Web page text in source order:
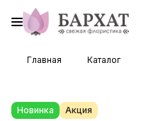
Главная Каталог
Новинка Акция